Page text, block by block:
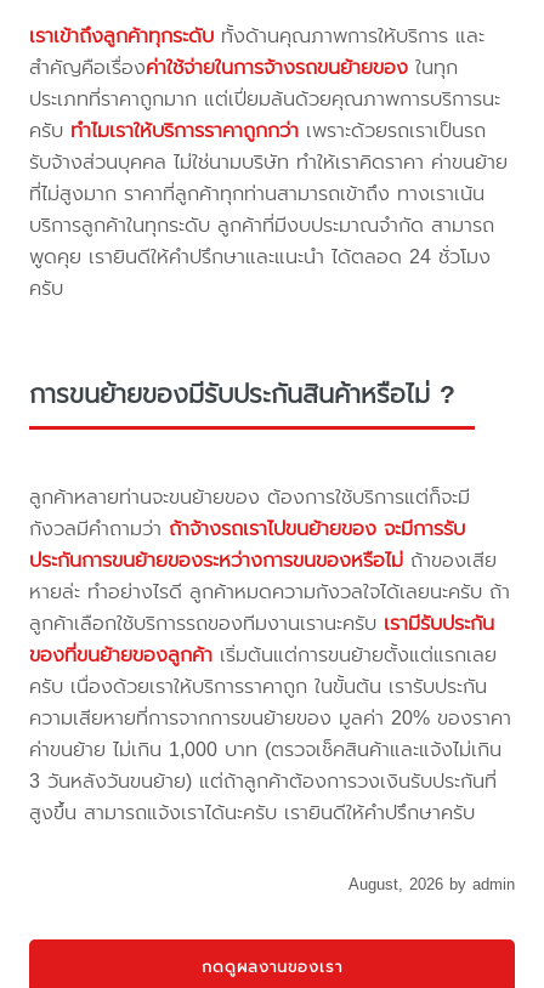
เราเข้าถึงลูกค้าทุกระดับ ทั้งด้านคุณภาพการให้บริการ และ
สำคัญคือเรื่องค่าใช้จ่ายในการจ้างรถขนย้ายของ ในทุก
ประเภทที่ราคาถูกมาก แต่เปี่ยมล้นด้วยคุณภาพการบริการนะ
ครับ ทำไมเราให้บริการราคาถูกกว่า เพราะด้วยรถเราเป็นรถ
รับจ้างส่วนบุคคล ไม่ใช่นามบริษัท ทำให้เราคิดราคา ค่าขนย้าย
ที่ไม่สูงมาก ราคาที่ลูกค้าทุกท่านสามารถเข้าถึง ทางเราเน้น
บริการลูกค้าในทุกระดับ ลูกค้าที่มีงบประมาณจำกัด สามารถ
พูดคุย เรายินดีให้คำปรึกษาและแนะนำ ได้ตลอด 24 ชั่วโมง
ครับ
การขนย้ายของมีรับประกันสินค้าหรือไม่ ?
ลูกค้าหลายท่านจะขนย้ายของ ต้องการใช้บริการแต่ก็จะมี
กังวลมีคำถามว่า ถ้าจ้างรถเราไปขนย้ายของ จะมีการรับ
ประกันการขนย้ายของระหว่างการขนของหรือไม่ ถ้าของเสีย
หายล่ะ ทำอย่างไรดี ลูกค้าหมดความกังวลใจได้เลยนะครับ ถ้า
ลูกค้าเลือกใช้บริการรถของทีมงานเรานะครับ เรามีรับประกัน
ของที่ขนย้ายของลูกค้า เริ่มต้นแต่การขนย้ายตั้งแต่แรกเลย
ครับ เนื่องด้วยเราให้บริการราคาถูก ในขั้นต้น เรารับประกัน
ความเสียหายที่การจากการขนย้ายของ มูลค่า 20% ของราคา
ค่าขนย้าย ไม่เกิน 1,000 บาท (ตรวจเช็คสินค้าและแจ้งไม่เกิน
3 วันหลังวันขนย้าย) แต่ถ้าลูกค้าต้องการวงเงินรับประกันที่
สูงขึ้น สามารถแจ้งเราได้นะครับ เรายินดีให้คำปรึกษาครับ
August, 2026 by admin
กดดูผลงานของเรา